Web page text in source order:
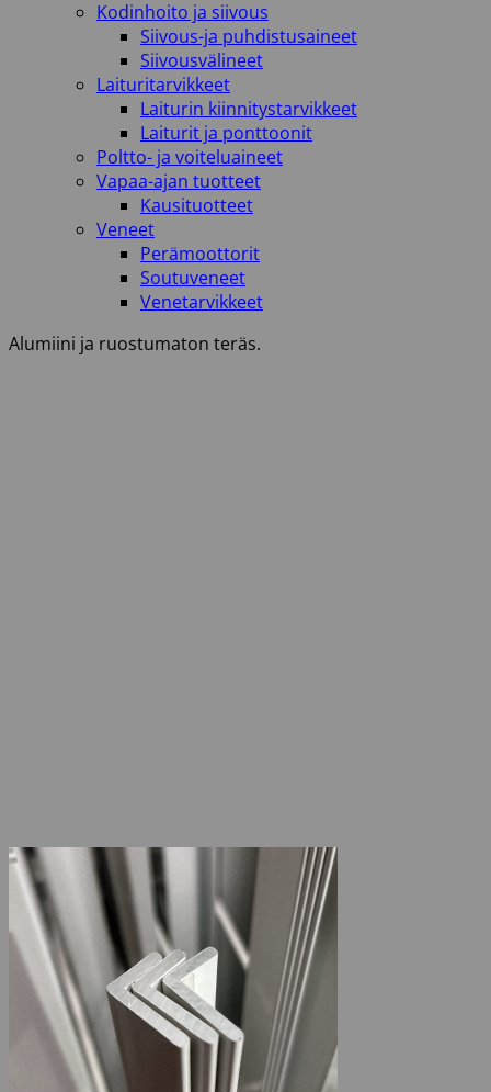
Kodinhoito ja siivous
Siivous-ja puhdistusaineet
Siivousvälineet
Laituritarvikkeet
Laiturin kiinnitystarvikkeet
Laiturit ja ponttoonit
Poltto- ja voiteluaineet
Vapaa-ajan tuotteet
Kausituotteet
Veneet
Perämoottorit
Soutuveneet
Venetarvikkeet
Alumiini ja ruostumaton teräs.